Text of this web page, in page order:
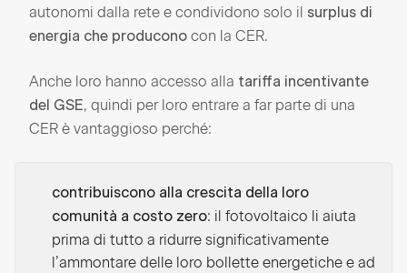
autonomi dalla rete e condividono solo il
surplus di
energia che producono con la CER.
Anche loro hanno accesso alla tariffa incentivante
del GSE, quindi per loro entrare a far parte di una
CER è vantaggioso perché:
contribuiscono alla crescita della loro
comunità a costo zero: il fotovoltaico li aiuta
prima di tutto a ridurre significativamente
l’ammontare delle loro bollette energetiche e ad